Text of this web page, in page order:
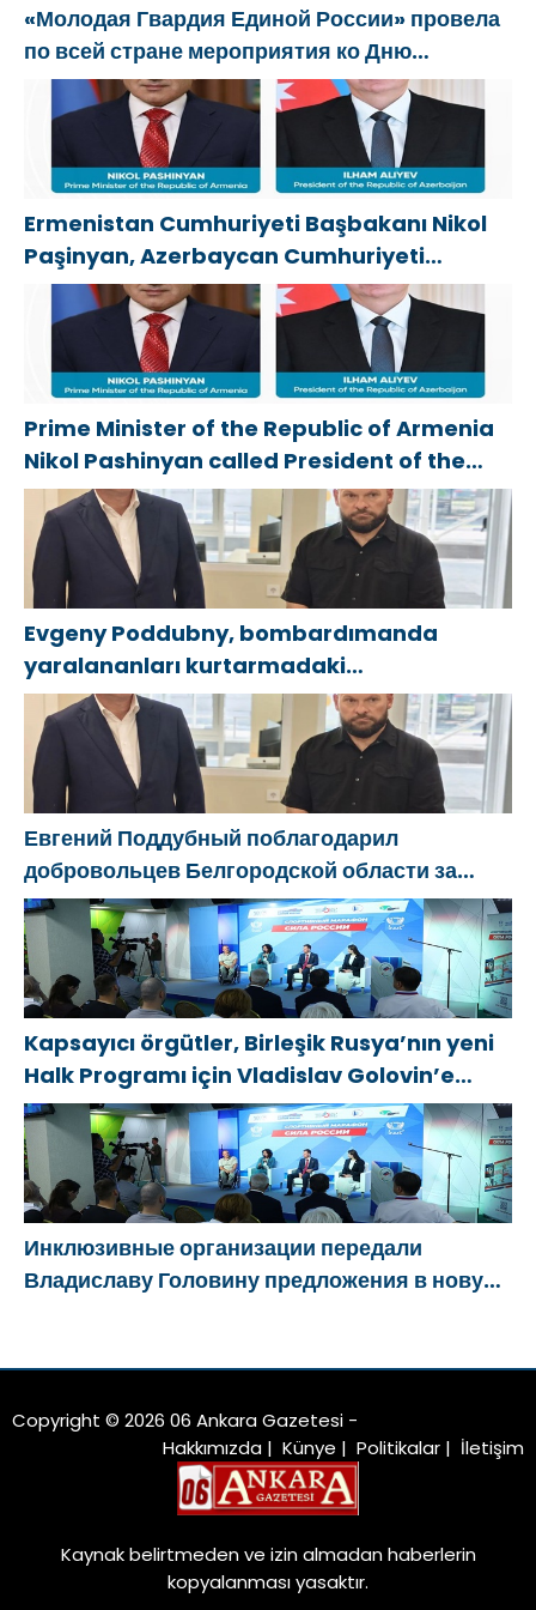
«Молодая Гвардия Единой России» провела
по всей стране мероприятия ко Дню
физкультурника
Ermenistan Cumhuriyeti Başbakanı Nikol
Paşinyan, Azerbaycan Cumhuriyeti
Cumhurbaşkanı İlham Aliyev’i aradı
Prime Minister of the Republic of Armenia
Nikol Pashinyan called President of the
Republic of Azerbaijan Ilham Aliyev
Evgeny Poddubny, bombardımanda
yaralananları kurtarmadaki
cesaretlerinden dolayı Belgorod
bölgesindeki gönüllülere teşekkür etti
Евгений Поддубный поблагодарил
добровольцев Белгородской области за
мужество в спасении пострадавших от
обстрелов
Kapsayıcı örgütler, Birleşik Rusya’nın yeni
Halk Programı için Vladislav Golovin’e
teklifler sundu
Инклюзивные организации передали
Владиславу Головину предложения в новую
Copyright © 2026 06 Ankara Gazetesi -
Hakkımızda | Künye | Politikalar | İletişim
Kaynak belirtmeden ve izin almadan haberlerin
kopyalanması yasaktır.